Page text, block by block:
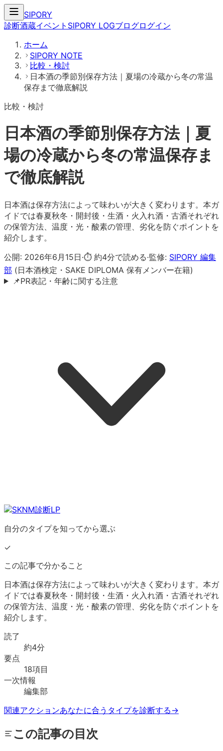
SIPORY
診断酒蔵イベント SIPORY LOGブログログイン
ホーム
SIPORY NOTE
比較・検討
日本酒の季節別保存方法｜夏場の冷蔵から冬の常温
保存まで徹底解説
比較・検討
日本酒の季節別保存方法｜夏
場の冷蔵から冬の常温保存ま
で徹底解説
日本酒は保存方法によって味わいが大きく変わります。本ガ
イドでは春夏秋冬・開封後・生酒・火入れ酒・古酒それぞれ
の保管方法、温度・光・酸素の管理、劣化を防ぐポイントを
紹介します。
公開: 2026年6月15日·⏱ 約4分で読める·監修: SIPORY 編集
部 (日本酒検定・SAKE DIPLOMA 保有メンバー在籍)
📌PR表記・年齢に関する注意
自分のタイプを知ってから選ぶ
✓
この記事で分かること
日本酒は保存方法によって味わいが大きく変わります。本ガ
イドでは春夏秋冬・開封後・生酒・火入れ酒・古酒それぞれ
の保管方法、温度・光・酸素の管理、劣化を防ぐポイントを
紹介します。
読了
約4分
要点
18項目
一次情報
編集部
関連アクションあなたに合うタイプを診断する →
この記事の目次